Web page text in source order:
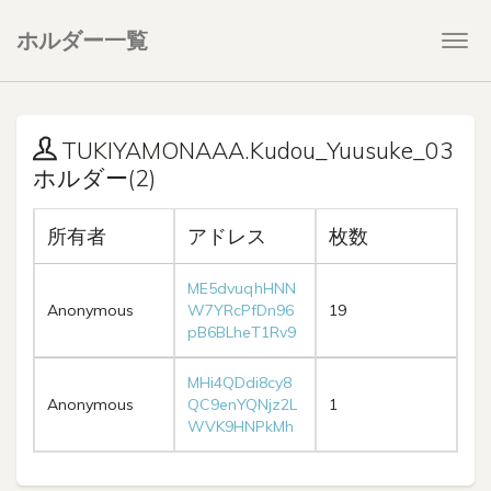
ホルダー一覧
TUKIYAMONAAA.Kudou_Yuusuke_03
ホルダー(2)
所有者 アドレス 枚数
Anonymous
ME5dvuqhHNN
W7YRcPfDn96
pB6BLheT1Rv9
19
Anonymous
MHi4QDdi8cy8
QC9enYQNjz2L
WVK9HNPkMh
1